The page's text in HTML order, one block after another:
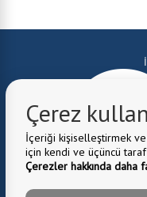
Çerez
İçeriği kişiselleştirmek
için kendi ve üçüncü
Çerezler hakkında daha